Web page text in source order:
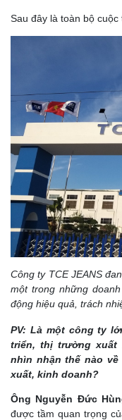
Sau đây là toàn bộ cuộc
Công ty TCE JEANS
một trong những
động hiệu quả, trách
PV: Là một công ty
triển, thị trường xuất
nhìn nhận thế nào về
xuất, kinh doanh?
Ông Nguyễn Đức
được tầm quan trọng